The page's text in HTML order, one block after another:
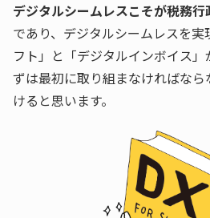
デジタルシームレスこそが税務
であり、デジタルシームレスを
フト」と「デジタルインボイス
ずは最初に取り組まなければな
けると思います。